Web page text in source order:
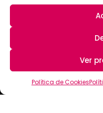
Ver
Política de Cookies